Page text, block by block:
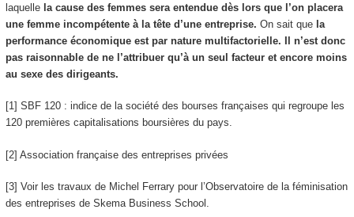
laquelle la cause des femmes sera entendue dès lors que l’on placera
une femme incompétente à la tête d’une entreprise. On sait que la
performance économique est par nature multifactorielle. Il n’est donc
pas raisonnable de ne l’attribuer qu’à un seul facteur et encore moins
au sexe des dirigeants.
[1] SBF 120 : indice de la société des bourses françaises qui regroupe les
120 premières capitalisations boursières du pays.
[2] Association française des entreprises privées
[3] Voir les travaux de Michel Ferrary pour l’Observatoire de la féminisation
des entreprises de Skema Business School.